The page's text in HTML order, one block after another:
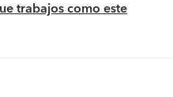
trabajos como este